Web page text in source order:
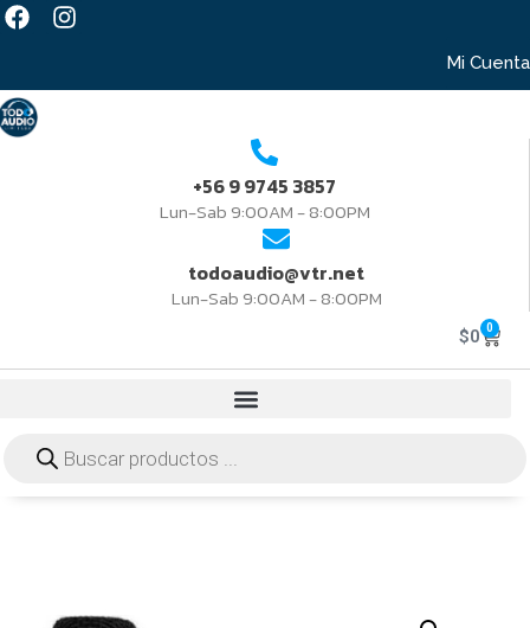
Mi Cuenta
+56 9 9745 3857
Lun-Sab 9:00AM - 8:00PM
todoaudio@vtr.net
Lun-Sab 9:00AM - 8:00PM
$0 0